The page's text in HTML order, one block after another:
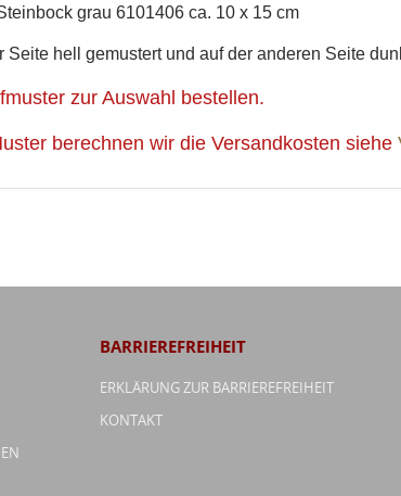
grau 6101406 ca. 10 x 15 cm
Seite hell gemustert und auf der anderen Seite
zur Auswahl bestellen.
berechnen wir die Versandkosten siehe
BARRIEREFREIHEIT
ERKLÄRUNG ZUR BARRIEREFREIHEIT
KONTAKT